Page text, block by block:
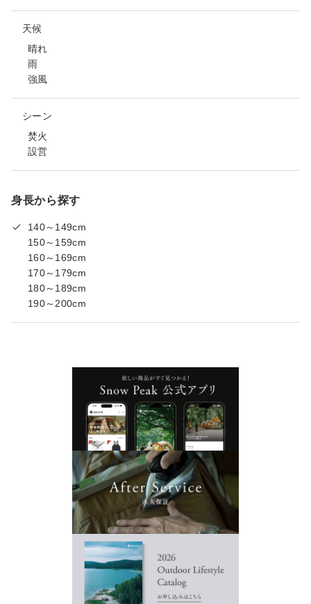
天候
晴れ
雨
強風
シーン
焚火
設営
身長から探す
140～149cm
150～159cm
160～169cm
170～179cm
180～189cm
190～200cm